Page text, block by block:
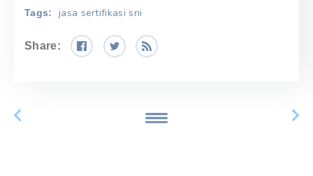
Tags: jasa sertifikasi sni
Share: